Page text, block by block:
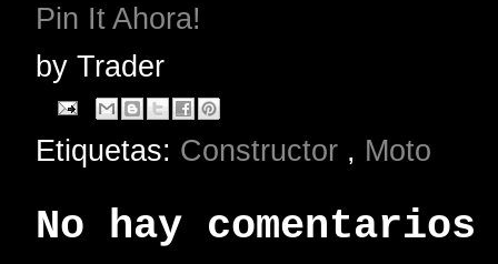
Pin It Ahora!
by Trader
Etiquetas: Constructor , Moto
No hay